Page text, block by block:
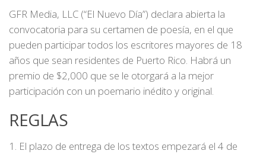
GFR Media, LLC (“El Nuevo Día”) declara abierta la
convocatoria para su certamen de poesía, en el que
pueden participar todos los escritores mayores de 18
años que sean residentes de Puerto Rico. Habrá un
premio de $2,000 que se le otorgará a la mejor
participación con un poemario inédito y original.
REGLAS
1. El plazo de entrega de los textos empezará el 4 de